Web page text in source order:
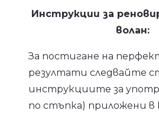
Инструкции за
волан:
За постигане на
резултати следвайте
инструкциите за
по стъпка) приложени в